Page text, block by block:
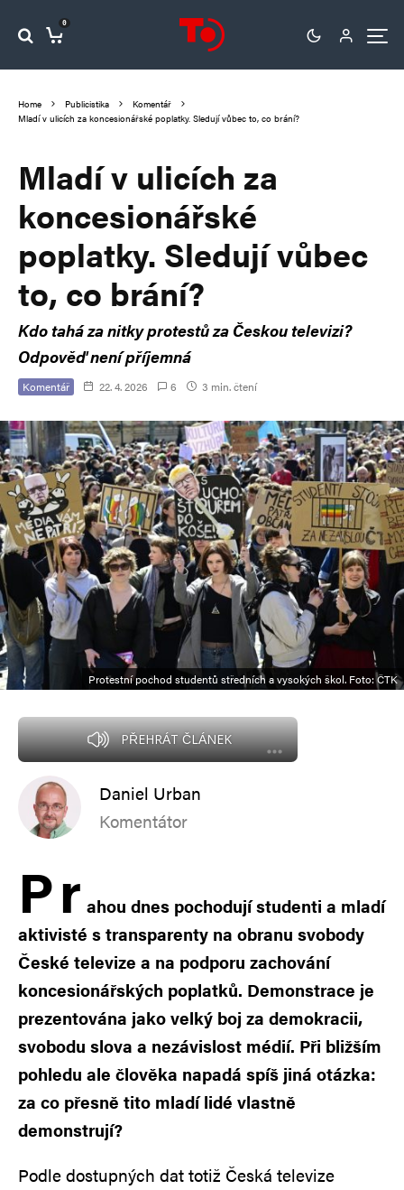
0
Home Publicistika
Komentář
Mladí v ulicích za koncesionářské poplatky. Sledují vůbec to, co brání?
Mladí v ulicích za
koncesionářské
poplatky. Sledují vůbec
to, co brání?
Kdo tahá za nitky protestů za Českou televizi?
Odpověď není příjemná
Komentář 22. 4. 2026 6 3 min. čtení
Protestní pochod studentů středních a vysokých škol. Foto: ČTK
PŘEHRÁT ČLÁNEK
Daniel Urban
Komentátor
Pr ahou dnes pochodují studenti a mladí
aktivisté s transparenty na obranu svobody
České televize a na podporu zachování
koncesionářských poplatků. Demonstrace je
prezentována jako velký boj za demokracii,
svobodu slova a nezávislost médií. Při bližším
pohledu ale člověka napadá spíš jiná otázka:
za co přesně tito mladí lidé vlastně
demonstrují?
Podle dostupných dat totiž Česká televize